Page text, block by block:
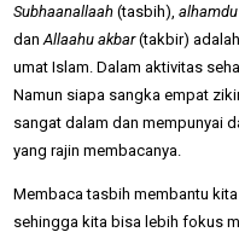
Subhaanallaah (tasbih),
dan Allaahu akbar(takbir)
umat Islam. Dalam aktivitas
Namun siapa sangka empat
sangat dalam dan mempunyai
yang rajin membacanya.
Membaca tasbih membantu
sehingga kita bisa lebih fokus